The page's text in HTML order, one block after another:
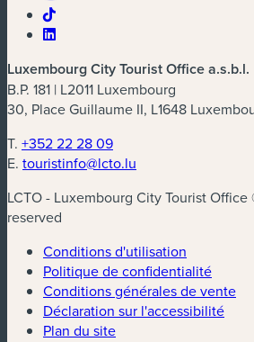
Luxembourg City Tourist Office a.s.b.l.
B.P. 181 | L2011 Luxembourg
30, Place Guillaume II, L1648
T. +352 22 28 09
E. touristinfo@lcto.lu
LCTO - Luxembourg City Tourist
reserved
Conditions d'utilisation
Politique de confidentialité
Conditions générales de vente
Déclaration sur l'accessibilité
Plan du site